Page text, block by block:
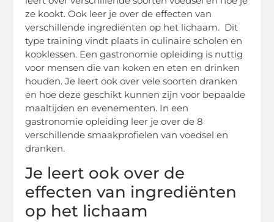
ze kookt. Ook leer je over de effecten van
verschillende ingrediënten op het lichaam. Dit
type training vindt plaats in culinaire scholen en
kooklessen. Een gastronomie opleiding is nuttig
voor mensen die van koken en eten en drinken
houden. Je leert ook over vele soorten dranken
en hoe deze geschikt kunnen zijn voor bepaalde
maaltijden en evenementen. In een
gastronomie opleiding leer je over de 8
verschillende smaakprofielen van voedsel en
dranken.
Je leert ook over de
effecten van ingrediënten
op het lichaam